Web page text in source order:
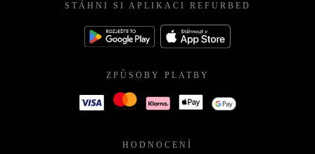
STÁHNI SI APLIKACI REFURBED
ZPŮSOBY PLATBY
HODNOCENÍ